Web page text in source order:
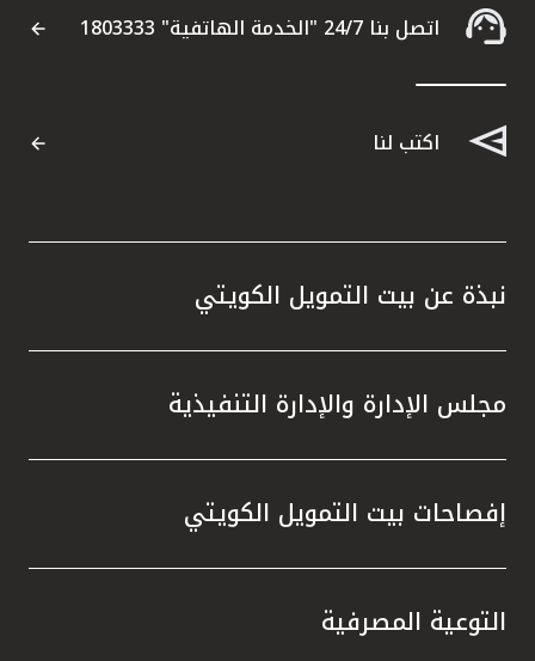
اتصل بنا 24/7 "الخدمة الهاتفية" 1803333
اكتب لنا
نبذة عن بيت التمويل الكويتي
مجلس الإدارة والإدارة التنفيذية
إفصاحات بيت التمويل الكويتي
التوعية المصرفية